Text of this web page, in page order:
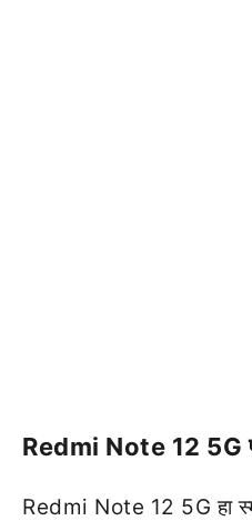
Redmi Note 12 5G
Redmi Note 12 5G हा